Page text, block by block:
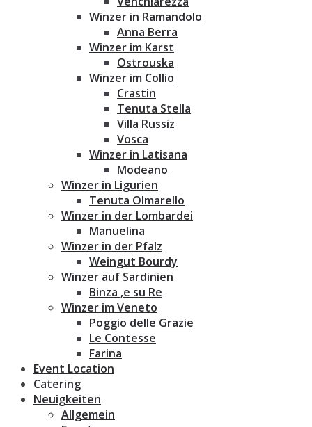
Winzer in Ramandolo
Anna Berra
Winzer im Karst
Ostrouska
Winzer im Collio
Crastin
Tenuta Stella
Villa Russiz
Vosca
Winzer in Latisana
Modeano
Winzer in Ligurien
Tenuta Olmarello
Winzer in der Lombardei
Manuelina
Winzer in der Pfalz
Weingut Bourdy
Winzer auf Sardinien
Binza ‚e su Re
Winzer im Veneto
Poggio delle Grazie
Le Contesse
Farina
Event Location
Catering
Neuigkeiten
Allgemein